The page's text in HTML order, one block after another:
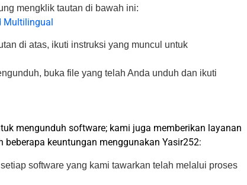
mengklik tautan di bawah ini:
Multilingual
di atas, ikuti instruksi yang muncul untuk
buka file yang telah Anda unduh dan ikuti
mengunduh software; kami juga memberikan layanan
keuntungan menggunakan Yasir252:
software yang kami tawarkan telah melalui proses